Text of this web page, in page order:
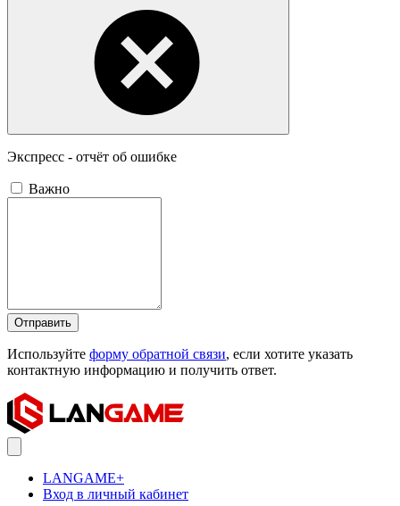
Экспресс - отчёт об ошибке
Важно
Отправить
Используйте форму обратной связи, если хотите указать
контактную информацию и получить ответ.
LANGAME+
Вход в личный кабинет